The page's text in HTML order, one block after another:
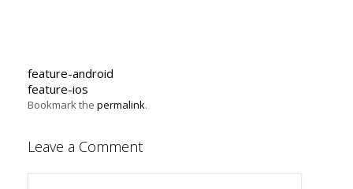
feature-android
feature-ios
Bookmark the permalink.
Leave a Comment